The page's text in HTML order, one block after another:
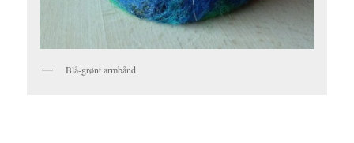
Blå-grønt armbånd